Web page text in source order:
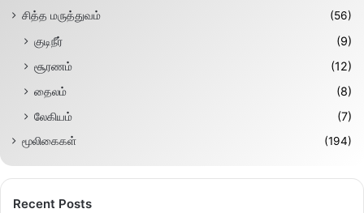
சித்த மருத்துவம்
(56)
குடிநீர்
(9)
சூரணம்
(12)
தைலம்
(8)
லேகியம்
(7)
மூலிகைகள் (194)
Recent Posts